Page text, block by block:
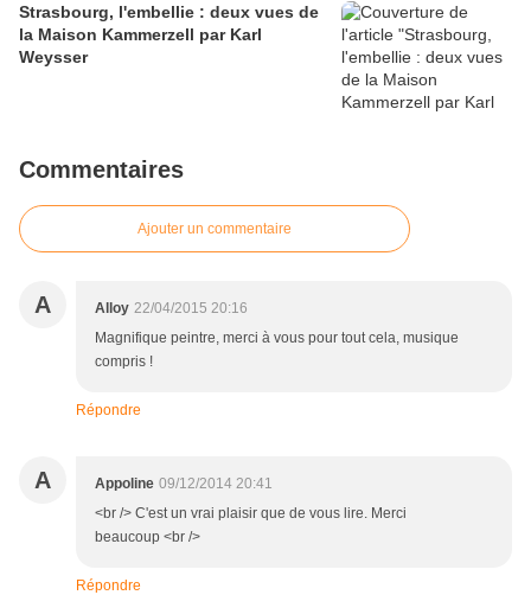
Strasbourg, l'embellie : deux vues de
la Maison Kammerzell par Karl
Weysser
Commentaires
Ajouter un commentaire
A Alloy 22/04/2015 20:16
Magnifique peintre, merci à vous pour tout cela, musique
compris !
Répondre
A Appoline 09/12/2014 20:41
<br /> C'est un vrai plaisir que de vous lire. Merci
beaucoup <br />
Répondre